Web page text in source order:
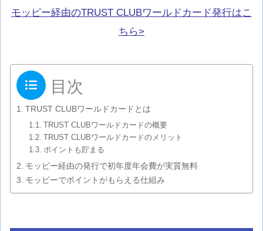
モッピー経由のTRUST CLUBワールドカード発行はこ
ちら>
目次
TRUST CLUBワールドカードとは
TRUST CLUBワールドカードの概要
TRUST CLUBワールドカードのメリット
ポイントも貯まる
モッピー経由の発行で初年度年会費が実質無料
モッピーでポイントがもらえる仕組み